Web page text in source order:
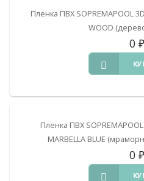
Пленка ПВХ SOPREMAPOOL
WOOD
0 ₽
Пленка ПВХ
MARBELLA BLUE
0 ₽